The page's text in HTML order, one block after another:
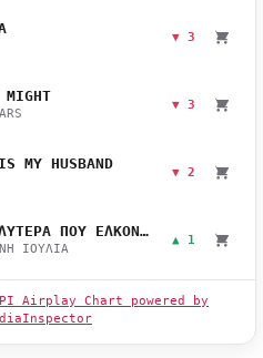
▼ 3
▼ 3
MY HUSBAND ▼ 2
ΣΤΑ ΚΑΛΥΤΕΡΑ ΠΟΥ ΕΛΚΟΝΤΑΙ
ΙΟΥΛΙΑ
▲ 1
Airplay Chart powered by